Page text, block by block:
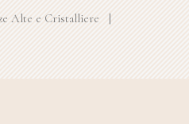
Alte e Cristalliere
|